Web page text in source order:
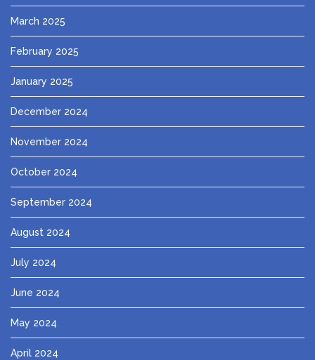
March 2025
February 2025
January 2025
December 2024
November 2024
October 2024
September 2024
August 2024
July 2024
June 2024
May 2024
April 2024